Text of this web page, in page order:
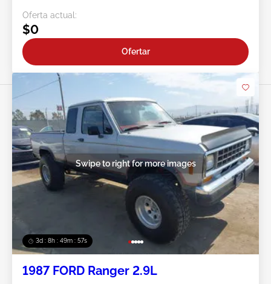
Oferta actual:
$0
Ofertar
3d : 8h : 49m : 54s
Swipe to right for more images
1987 FORD Ranger 2.9L